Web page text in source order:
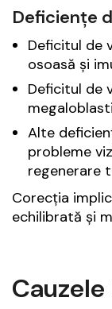
Deficiențe
Deficitul de
osoasă și
Deficitul de
Alte
probleme
regenerare
Corecția
echilibrată și